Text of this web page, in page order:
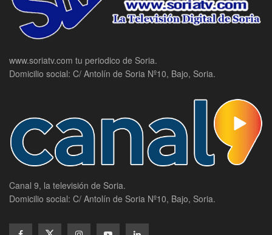
www.soriatv.com tu periodico de Soria.
Domicilio social: C/ Antolín de Soria Nº10, Bajo, Soria.
Canal 9, la televisión de Soria.
Domicilio social: C/ Antolín de Soria Nº10, Bajo, Soria.